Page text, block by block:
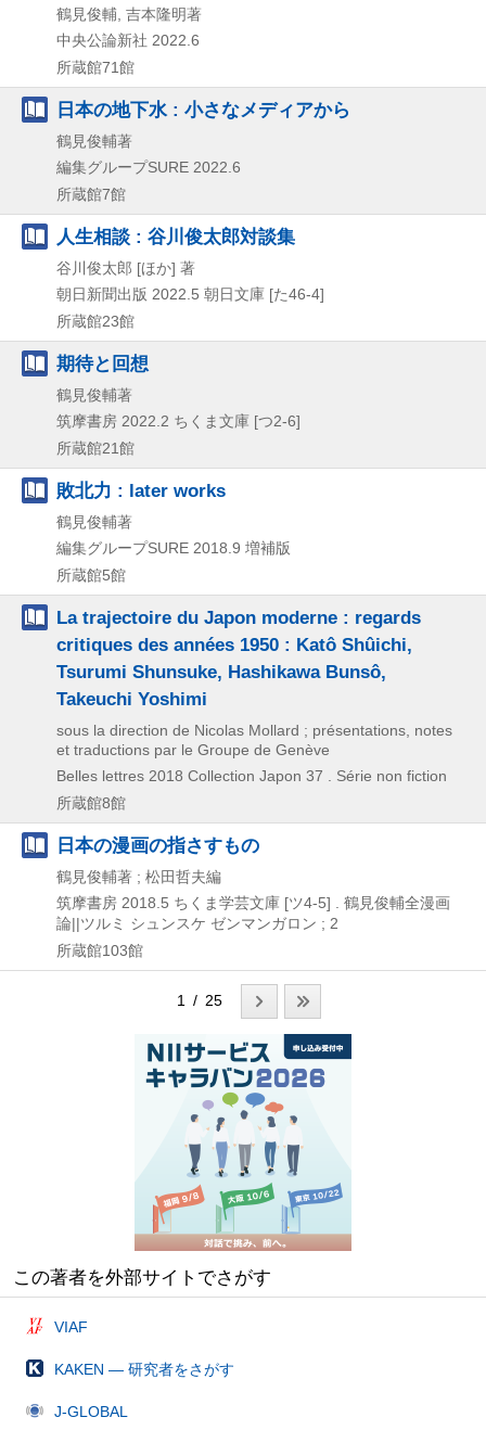
鶴見俊輔, 吉本隆明著
中央公論新社 2022.6
所蔵館71館
日本の地下水 : 小さなメディアから
鶴見俊輔著
編集グループSURE 2022.6
所蔵館7館
人生相談 : 谷川俊太郎対談集
谷川俊太郎 [ほか] 著
朝日新聞出版 2022.5 朝日文庫 [た46-4]
所蔵館23館
期待と回想
鶴見俊輔著
筑摩書房 2022.2 ちくま文庫 [つ2-6]
所蔵館21館
敗北力 : later works
鶴見俊輔著
編集グループSURE 2018.9 増補版
所蔵館5館
La trajectoire du Japon moderne : regards
critiques des années 1950 : Katô Shûichi,
Tsurumi Shunsuke, Hashikawa Bunsô,
Takeuchi Yoshimi
sous la direction de Nicolas Mollard ; présentations, notes
et traductions par le Groupe de Genève
Belles lettres 2018 Collection Japon 37 . Série non fiction
所蔵館8館
日本の漫画の指さすもの
鶴見俊輔著 ; 松田哲夫編
筑摩書房 2018.5 ちくま学芸文庫 [ツ4-5] . 鶴見俊輔全漫画
論||ツルミ シュンスケ ゼンマンガロン ; 2
所蔵館103館
1 / 25
この著者を外部サイトでさがす
VIAF
KAKEN — 研究者をさがす
J-GLOBAL